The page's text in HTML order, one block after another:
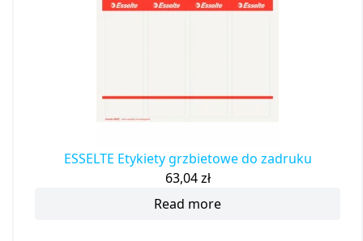
ESSELTE Etykiety grzbietowe do zadruku
63,04zł
Read more